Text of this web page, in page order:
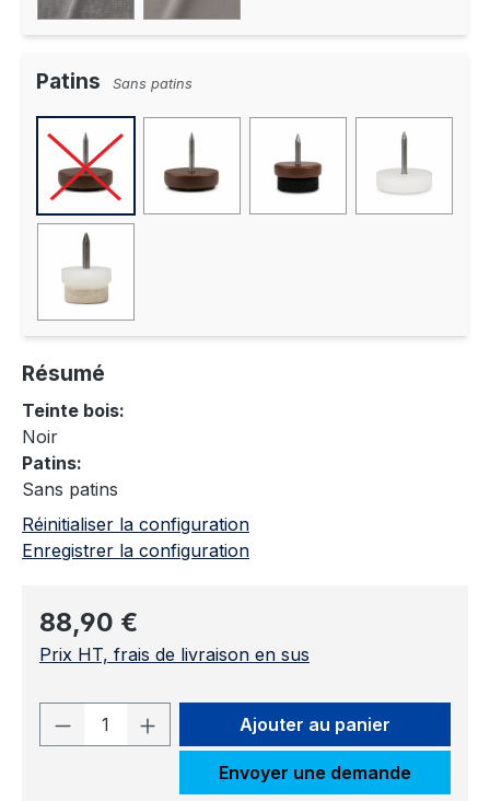
Patins Sans patins
Résumé
Teinte bois:
Noir
Patins:
Sans patins
Réinitialiser la configuration
Enregistrer la configuration
Prix régulier :
88,90 €
Prix HT, frais de livraison en sus
Quantité de produit : Entrez la
Ajouter au panier
Envoyer une demande